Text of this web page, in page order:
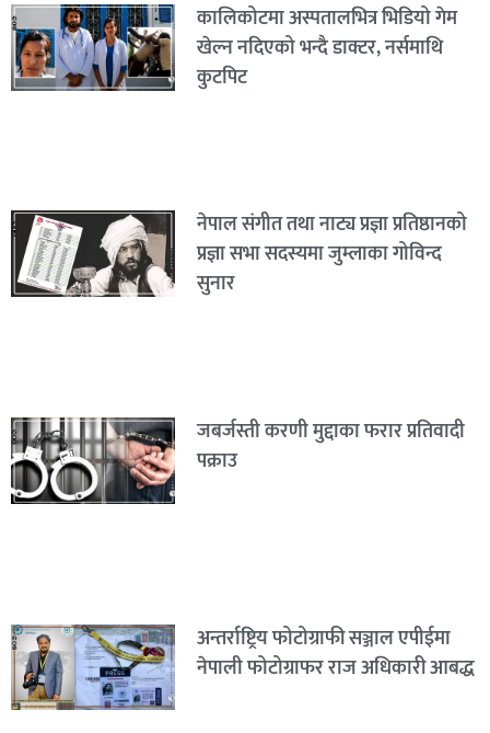
कालिकोटमा अस्पतालभित्र भिडियो गेम
खेल्न नदिएको भन्दै डाक्टर, नर्समाथि
कुटपिट
नेपाल संगीत तथा नाट्य प्रज्ञा प्रतिष्ठानको
प्रज्ञा सभा सदस्यमा जुम्लाका गोविन्द
सुनार
जबर्जस्ती करणी मुद्दाका फरार प्रतिवादी
पक्राउ
अन्तर्राष्ट्रिय फोटोग्राफी सञ्जाल एपीईमा
नेपाली फोटोग्राफर राज अधिकारी आबद्ध